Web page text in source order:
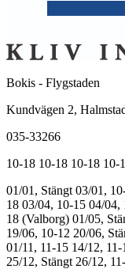
Bokis - Flygstaden
Kundvägen 2,
035-33266
10-18 10-18 10-18 10-
01/01, Stängt 03/01,
18 03/04, 10-15 04/04,
18 (Valborg) 01/05,
19/06, 10-12 20/06,
01/11, 11-15 14/12, 11-
25/12, Stängt 26/12,